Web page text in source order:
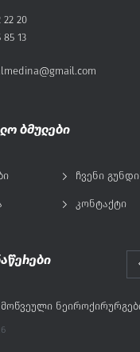
22 20
85 13
ბმულები
ჩვენი გუნდი
კონტაქტი